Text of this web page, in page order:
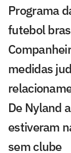
Programa
futebol
medidas
De Nyland
estiveram
sem clube